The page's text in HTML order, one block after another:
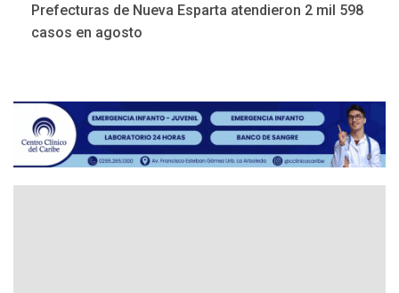
Prefecturas de Nueva Esparta atendieron 2 mil 598
casos en agosto
Hutíes de Yemen dicen que
4
REGIONALES ÚLTIMA HORA
Instituciones estadales se
suman al Plan Agosto de
Escuelas Abiertas 2026